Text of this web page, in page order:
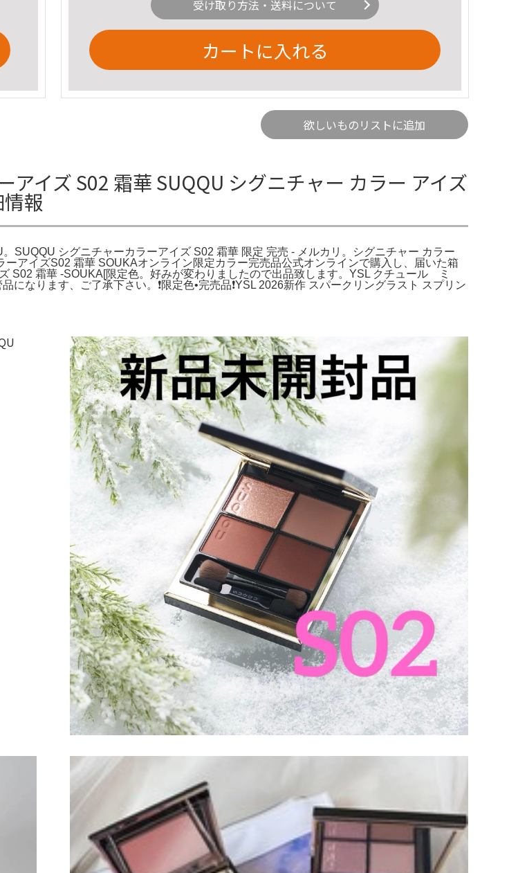
受け取り方法・送料について
カートに入れる
欲しいものリストに追加
アイズ S02 霜華 SUQQU シグニチャー カラー アイズ
報
SUQQU シグニチャーカラーアイズ S02 霜華 限定 完売 - メルカリ。シグニチャー カラー
アイズS02 霜華 SOUKAオンライン限定カラー完売品公式オンラインで購入し、届いた箱
S02 霜華 -SOUKA[限定色。好みが変わりましたので出品致します。YSL クチュール ミ
ります、ご了承下さい。❗️限定色•完売品❗️YSL 2026新作 スパークリングラスト スプリン